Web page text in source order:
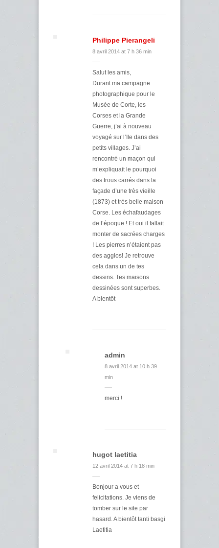
Philippe Pierangeli
8 avril 2014 at 7 h 36 min
Salut les amis,
Durant ma campagne
photographique pour le
Musée de Corte, les
Corses et la Grande
Guerre, j’ai à nouveau
voyagé sur l’Ile dans des
petits villages. J’ai
rencontré un maçon qui
m’expliquait le pourquoi
des trous carrés dans la
façade d’une très vieille
(1873) et très belle maison
Corse. Les échafaudages
de l’époque ! Et oui il fallait
monter de sacrées charges
! Les pierres n’étaient pas
des agglos! Je retrouve
cela dans un de tes
dessins. Tes maisons
dessinées sont superbes.
A bientôt
admin
8 avril 2014 at 10 h 39
min
merci !
hugot laetitia
12 avril 2014 at 7 h 18 min
Bonjour a vous et
felicitations. Je viens de
tomber sur le site par
hasard. A bientôt tanti basgi
Laetitia